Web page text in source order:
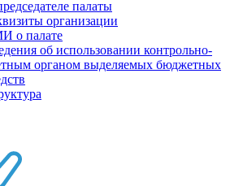
палаты
организации
о палате
об использовании контрольно-
органом выделяемых бюджетных